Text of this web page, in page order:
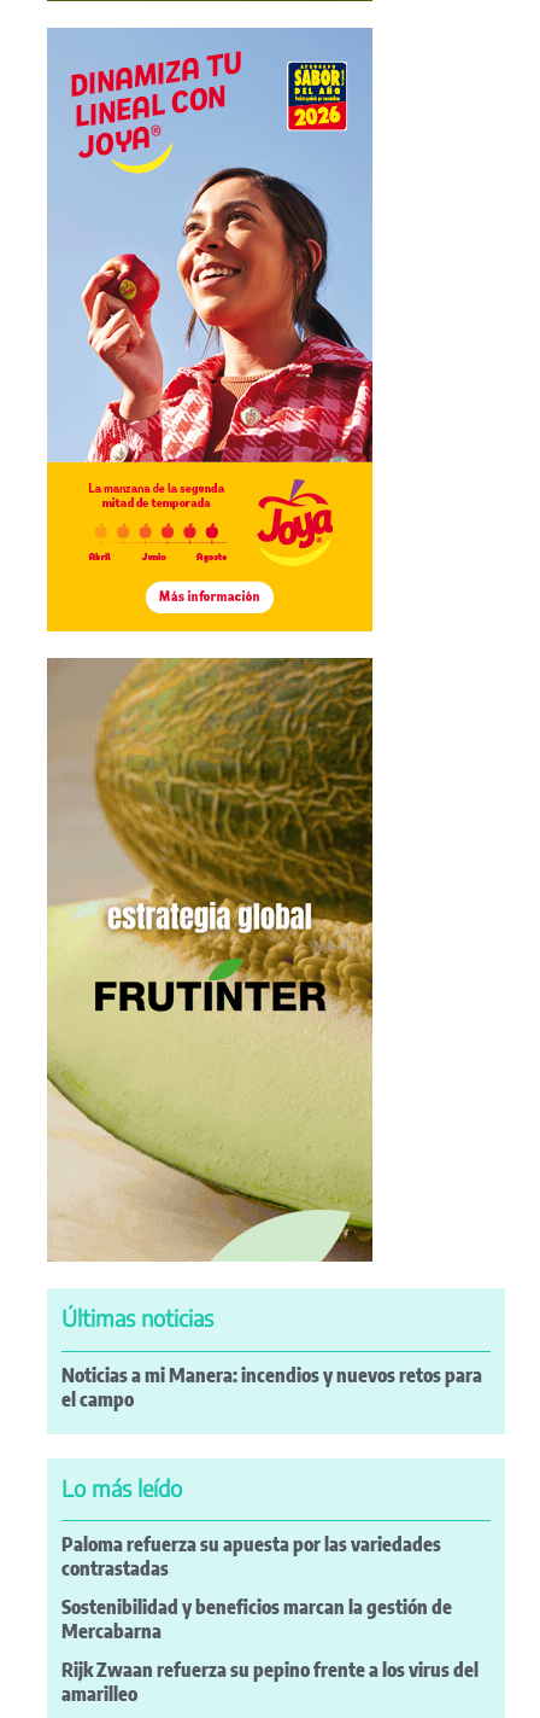
Últimas noticias
Noticias a mi Manera: incendios y nuevos retos para
el campo
Lo más leído
Paloma refuerza su apuesta por las variedades
contrastadas
Sostenibilidad y beneficios marcan la gestión de
Mercabarna
Rijk Zwaan refuerza su pepino frente a los virus del
amarilleo